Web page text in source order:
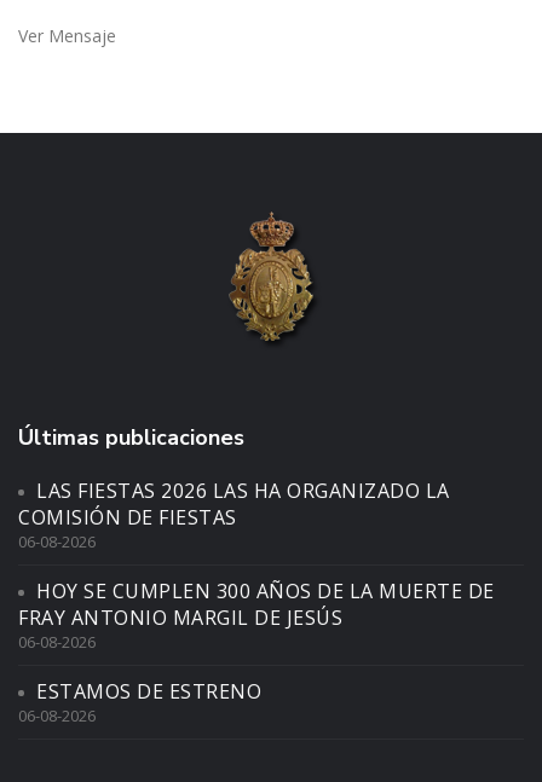
Ver Mensaje
Últimas publicaciones
LAS FIESTAS 2026 LAS HA ORGANIZADO LA
COMISIÓN DE FIESTAS
06-08-2026
HOY SE CUMPLEN 300 AÑOS DE LA MUERTE DE
FRAY ANTONIO MARGIL DE JESÚS
06-08-2026
ESTAMOS DE ESTRENO
06-08-2026